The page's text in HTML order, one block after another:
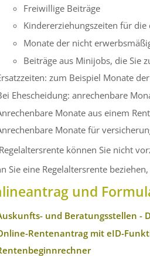
Freiwillige Beiträge
Kindererziehungszeiten für
Monate der nicht
Beiträge aus Minijobs, die Sie
zum Beispiel Monate
Ehescheidung: anrechenbare
Monate aus einem
Monate für
können Sie nicht
Sie eine Regelaltersrente
und
und Beratungsstellen -
Rentenantrag mit eID-